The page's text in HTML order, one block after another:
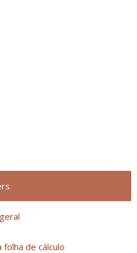
folha de cálculo